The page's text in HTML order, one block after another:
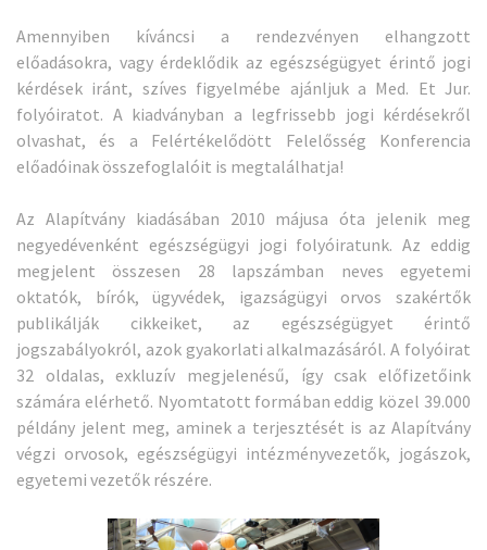
Amennyiben kíváncsi a rendezvényen elhangzott
előadásokra, vagy érdeklődik az egészségügyet érintő jogi
kérdések iránt, szíves figyelmébe ajánljuk a Med. Et Jur.
folyóiratot. A kiadványban a legfrissebb jogi kérdésekről
olvashat, és a Felértékelődött Felelősség Konferencia
előadóinak összefoglalóit is megtalálhatja!
Az Alapítvány kiadásában 2010 májusa óta jelenik meg
negyedévenként egészségügyi jogi folyóiratunk. Az eddig
megjelent összesen 28 lapszámban neves egyetemi
oktatók, bírók, ügyvédek, igazságügyi orvos szakértők
publikálják cikkeiket, az egészségügyet érintő
jogszabályokról, azok gyakorlati alkalmazásáról. A folyóirat
32 oldalas, exkluzív megjelenésű, így csak előfizetőink
számára elérhető. Nyomtatott formában eddig közel 39.000
példány jelent meg, aminek a terjesztését is az Alapítvány
végzi orvosok, egészségügyi intézményvezetők, jogászok,
egyetemi vezetők részére.